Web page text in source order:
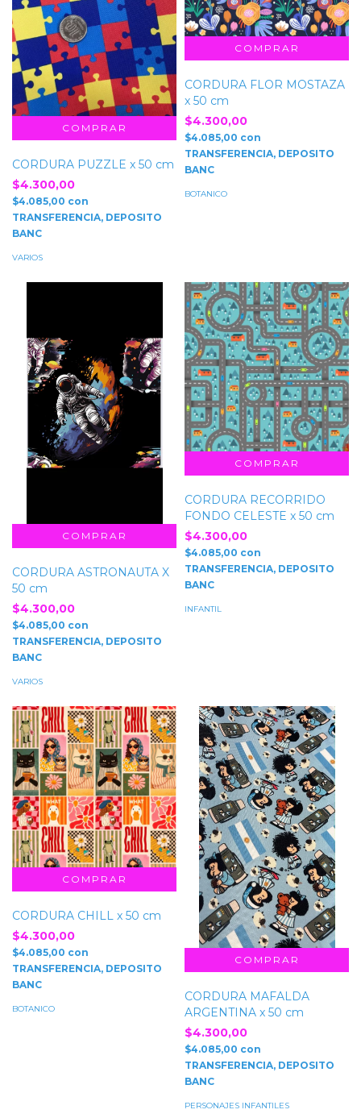
CORDURA PUZZLE x 50 cm
$4.300,00
$4.085,00 con
TRANSFERENCIA, DEPOSITO
BANC
VARIOS
CORDURA FLOR MOSTAZA
x 50 cm
$4.300,00
$4.085,00 con
TRANSFERENCIA, DEPOSITO
BANC
BOTANICO
CORDURA ASTRONAUTA X
50 cm
$4.300,00
$4.085,00 con
TRANSFERENCIA, DEPOSITO
BANC
VARIOS
CORDURA RECORRIDO
FONDO CELESTE x 50 cm
$4.300,00
$4.085,00 con
TRANSFERENCIA, DEPOSITO
BANC
INFANTIL
CORDURA CHILL x 50 cm
$4.300,00
$4.085,00 con
TRANSFERENCIA, DEPOSITO
BANC
BOTANICO
CORDURA MAFALDA
ARGENTINA x 50 cm
$4.300,00
$4.085,00 con
TRANSFERENCIA, DEPOSITO
BANC
PERSONAJES INFANTILES